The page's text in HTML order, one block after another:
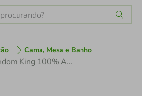
Cama, Mesa e Banho
Edredom King 100% Algodão Egípcio 300 Fios Cetim Liso Monet - Lynel